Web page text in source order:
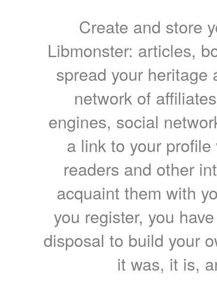
Create and store
Libmonster: articles,
spread your heritage
network of
engines, social
a link to your
readers and other
acquaint them with
you register, you
disposal to build your
it was, it is,